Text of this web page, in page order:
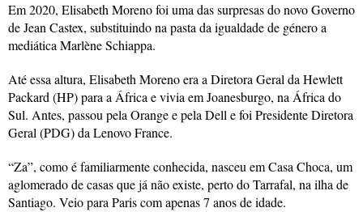
Em 2020, Elisabeth Moreno foi uma das surpresas do novo Governo
de Jean Castex, substituindo na pasta da igualdade de género a
mediática Marlène Schiappa.
Até essa altura, Elisabeth Moreno era a Diretora Geral da Hewlett
Packard (HP) para a África e vivia em Joanesburgo, na África do
Sul. Antes, passou pela Orange e pela Dell e foi Presidente Diretora
Geral (PDG) da Lenovo France.
“Za”, como é familiarmente conhecida, nasceu em Casa Choca, um
aglomerado de casas que já não existe, perto do Tarrafal, na ilha de
Santiago. Veio para Paris com apenas 7 anos de idade.